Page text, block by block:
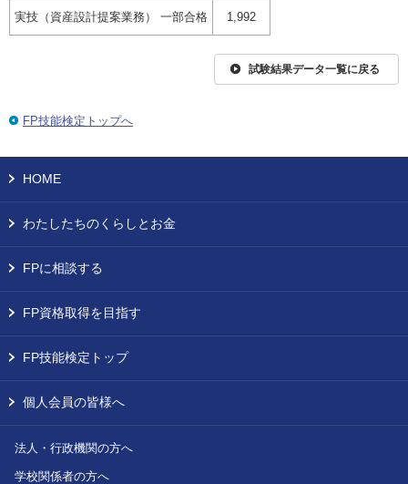
実技（資産設計提案業務） 一部合格 1,992
試験結果データ一覧に戻る
FP技能検定トップへ
HOME
わたしたちのくらしとお金
FPに相談する
FP資格取得を目指す
FP技能検定トップ
個人会員の皆様へ
法人・行政機関の方へ
学校関係者の方へ